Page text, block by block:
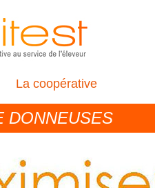
La coopérative
DONNEUSES